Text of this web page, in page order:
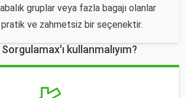
gruplar veya fazla bagajı olanlar
ve zahmetsiz bir seçenektir.
kullanmalıyım?